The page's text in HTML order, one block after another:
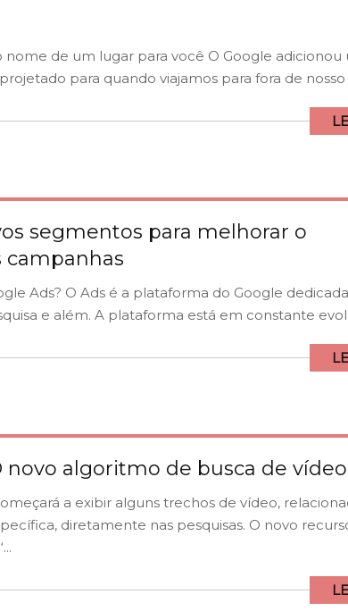
nome de um lugar para você O Google adicionou
para quando viajamos para fora de nosso
segmentos para melhorar o
Ads? O Ads é a plataforma do Google
e além. A plataforma está em constante
novo algoritmo de busca de vídeo
a exibir alguns trechos de vídeo,
diretamente nas pesquisas. O novo